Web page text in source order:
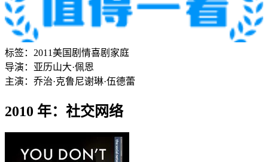
标签： 2011美国 剧情喜剧 家庭
导演： 亚历山大·佩恩
主演： 乔治·克鲁尼谢琳·伍德蕾
2010 年：社交网络